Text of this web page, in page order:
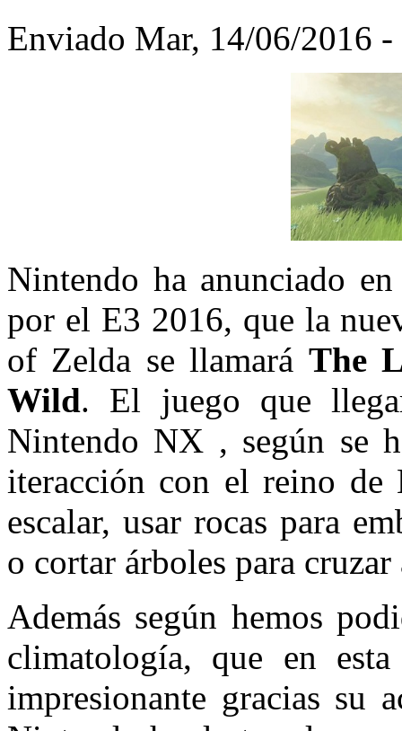
Enviado Mar, 14/06/2016
Nintendo ha anunciado
por el E3 2016, que la
of Zelda se llamará The
Wild. El juego que
Nintendo NX , según se
iteracción con el reino de
escalar, usar rocas para
o cortar árboles para
Además según hemos
climatología, que en
impresionante gracias su